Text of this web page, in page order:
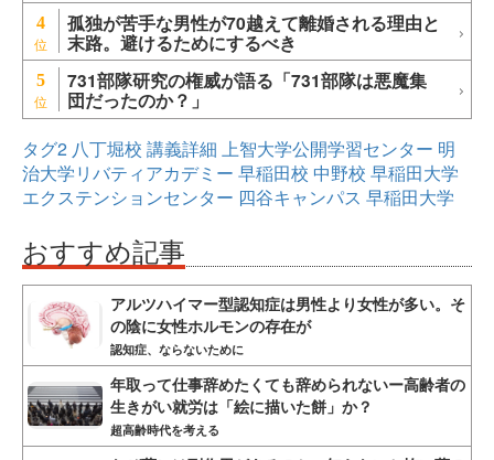
4 孤独が苦手な男性が70越えて離婚される理由と
末路。避けるためにするべき
5 731部隊研究の権威が語る「731部隊は悪魔集
団だったのか？」
タグ2 八丁堀校 講義詳細 上智大学公開学習センター 明
治大学リバティアカデミー 早稲田校 中野校 早稲田大学
エクステンションセンター 四谷キャンパス 早稲田大学
おすすめ記事
アルツハイマー型認知症は男性より女性が多い。そ
の陰に女性ホルモンの存在が
認知症、ならないために
年取って仕事辞めたくても辞められないー高齢者の
生きがい就労は「絵に描いた餅」か？
超高齢時代を考える